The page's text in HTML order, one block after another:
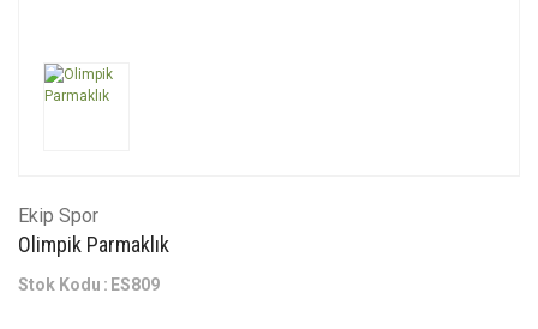
Ekip Spor
Olimpik Parmaklık
Stok Kodu ES809